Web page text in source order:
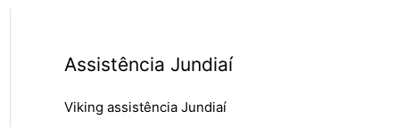
Assistência Jundiaí
Viking assistência Jundiaí